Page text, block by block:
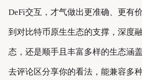
DeFi交互，才气做出更准确、更有
到对比特币原生生态的支撑，深度
态，还是顺手且丰富多样的生态涵
去评论区分享你的看法，能兼容多